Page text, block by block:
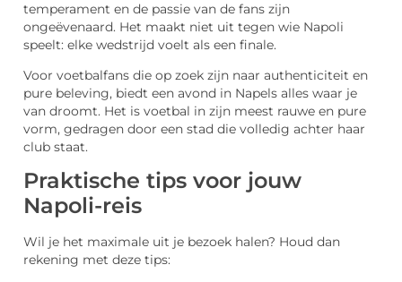
temperament en de passie van de fans zijn
ongeëvenaard. Het maakt niet uit tegen wie Napoli
speelt: elke wedstrijd voelt als een finale.
Voor voetbalfans die op zoek zijn naar authenticiteit en
pure beleving, biedt een avond in Napels alles waar je
van droomt. Het is voetbal in zijn meest rauwe en pure
vorm, gedragen door een stad die volledig achter haar
club staat.
Praktische tips voor jouw
Napoli-reis
Wil je het maximale uit je bezoek halen? Houd dan
rekening met deze tips: